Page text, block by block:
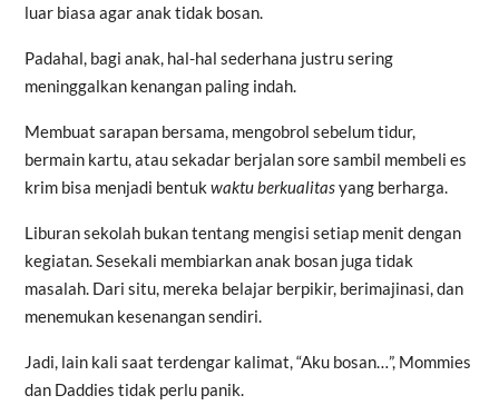
luar biasa agar anak tidak bosan.
Padahal, bagi anak, hal-hal sederhana justru sering
meninggalkan kenangan paling indah.
Membuat sarapan bersama, mengobrol sebelum tidur,
bermain kartu, atau sekadar berjalan sore sambil membeli es
krim bisa menjadi bentuk waktu berkualitasyang berharga.
Liburan sekolah bukan tentang mengisi setiap menit dengan
kegiatan. Sesekali membiarkan anak bosan juga tidak
masalah. Dari situ, mereka belajar berpikir, berimajinasi, dan
menemukan kesenangan sendiri.
Jadi, lain kali saat terdengar kalimat, “Aku bosan…”, Mommies
dan Daddies tidak perlu panik.